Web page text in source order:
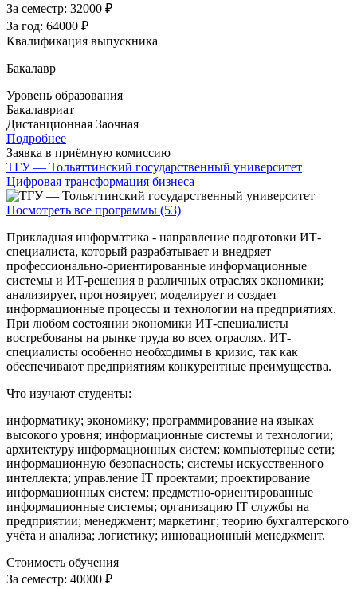
За семестр: 32000 ₽
За год: 64000 ₽
Квалификация выпускника
Бакалавр
Уровень образования
Бакалавриат
Дистанционная Заочная
Подробнее
Заявка в приёмную комиссию
ТГУ — Тольяттинский государственный университет
Цифровая трансформация бизнеса
Посмотреть все программы (53)
Прикладная информатика - направление подготовки ИТ-
специалиста, который разрабатывает и внедряет
профессионально-ориентированные информационные
системы и ИТ-решения в различных отраслях экономики;
анализирует, прогнозирует, моделирует и создает
информационные процессы и технологии на предприятиях.
При любом состоянии экономики ИТ-специалисты
востребованы на рынке труда во всех отраслях. ИТ-
специалисты особенно необходимы в кризис, так как
обеспечивают предприятиям конкурентные преимущества.
Что изучают студенты:
информатику; экономику; программирование на языках
высокого уровня; информационные системы и технологии;
архитектуру информационных систем; компьютерные сети;
информационную безопасность; системы искусственного
интеллекта; управление IT проектами; проектирование
информационных систем; предметно-ориентированные
информационные системы; организацию IT службы на
предприятии; менеджмент; маркетинг; теорию бухгалтерского
учёта и анализа; логистику; инновационный менеджмент.
Стоимость обучения
За семестр: 40000 ₽